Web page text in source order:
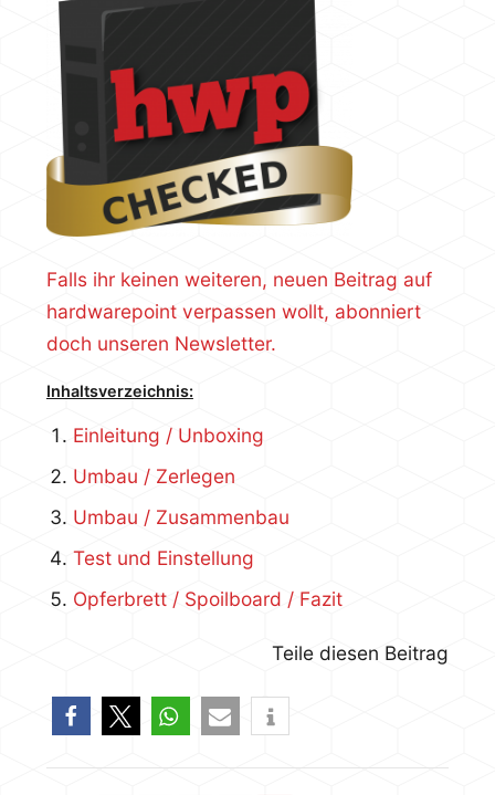
Falls ihr keinen weiteren, neuen Beitrag auf
hardwarepoint verpassen wollt, abonniert
doch unseren Newsletter.
Inhaltsverzeichnis:
Einleitung / Unboxing
Umbau / Zerlegen
Umbau / Zusammenbau
Test und Einstellung
Opferbrett / Spoilboard / Fazit
Teile diesen Beitrag